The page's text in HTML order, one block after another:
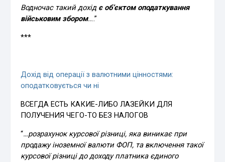
Водночас такий дохід є об’єктом оподаткування
військовим збором....”
***
Дохід від операції з валютними цінностями:
оподатковується чи ні
ВСЕГДА ЕСТЬ КАКИЕ-ЛИБО ЛАЗЕЙКИ ДЛЯ
ПОЛУЧЕНИЯ ЧЕГО-ТО БЕЗ НАЛОГОВ
“…розрахунок курсової різниці, яка виникає при
продажу іноземної валюти ФОП, та включення такої
курсової різниці до доходу платника єдиного